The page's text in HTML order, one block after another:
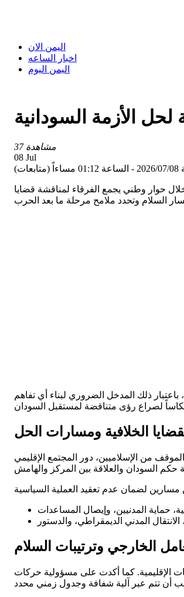
اليمن الان
اخبار الساعه
اليمن اليوم
الأزمة السودانية
37 مشاهدة
08 Jul
حوار وطني يجمع الفرقاء لمناقشة قضايا
ذلك المدخل الضروري لبناء أي تفاهم
الخلافية ومسارات الحل
من الإسلاميين، دور المجتمع الإقليمي
الخارجي وترتيبات السلام
الإقليمية. كما أكدت على مسؤولية حركات